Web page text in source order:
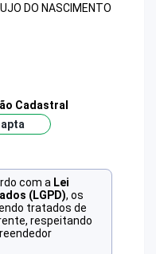
DO NASCIMENTO
Cadastral
com a Lei
(LGPD), os
tratados de
respeitando